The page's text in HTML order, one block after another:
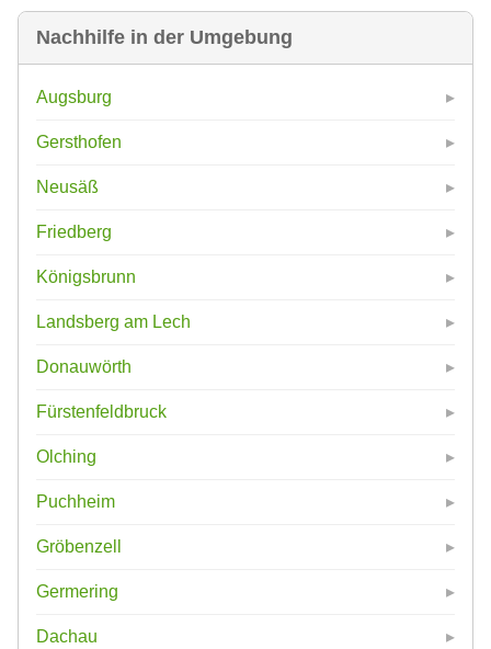
Nachhilfe in der Umgebung
Augsburg
Gersthofen
Neusäß
Friedberg
Königsbrunn
Landsberg am Lech
Donauwörth
Fürstenfeldbruck
Olching
Puchheim
Gröbenzell
Germering
Dachau